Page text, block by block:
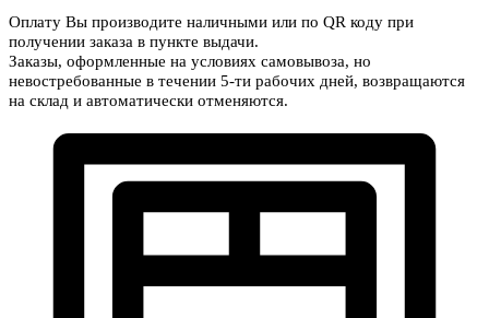
Оплату Вы производите наличными или по QR коду при
получении заказа в пункте выдачи.
Заказы, оформленные на условиях самовывоза, но
невостребованные в течении 5-ти рабочих дней, возвращаются
на склад и автоматически отменяются.